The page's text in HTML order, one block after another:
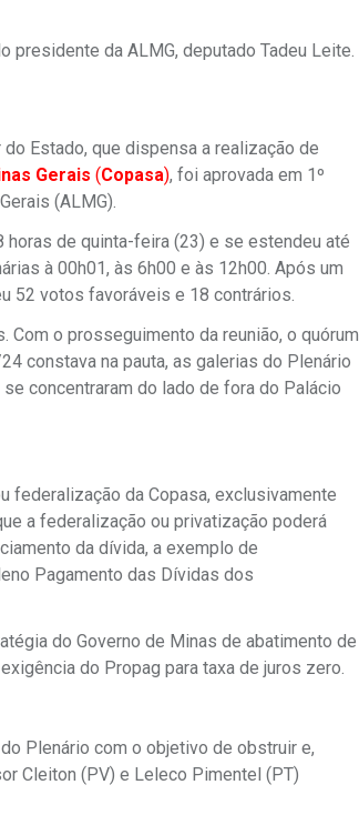
presidente da ALMG, deputado Tadeu Leite.
Estado, que dispensa a realização de
Gerais (Copasa), foi aprovada em 1º
(ALMG).
horas de quinta-feira (23) e se estendeu até
à 00h01, às 6h00 e às 12h00. Após um
52 votos favoráveis e 18 contrários.
Com o prosseguimento da reunião, o quórum
constava na pauta, as galerias do Plenário
concentraram do lado de fora do Palácio
federalização da Copasa, exclusivamente
a federalização ou privatização poderá
da dívida, a exemplo de
Pagamento das Dívidas dos
do Governo de Minas de abatimento de
do Propag para taxa de juros zero.
Plenário com o objetivo de obstruir e,
Cleiton (PV) e Leleco Pimentel (PT)